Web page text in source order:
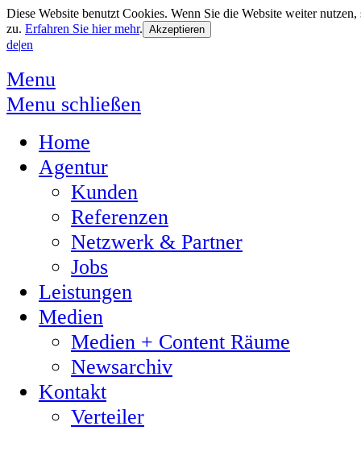
Diese Website benutzt Cookies. Wenn Sie die Website weiter
zu. Erfahren Sie hier mehr.
de|en
Menu
Menu schließen
Home
Agentur
Kunden
Referenzen
Netzwerk & Partner
Jobs
Leistungen
Medien
Medien + Content Räume
Newsarchiv
Kontakt
Verteiler